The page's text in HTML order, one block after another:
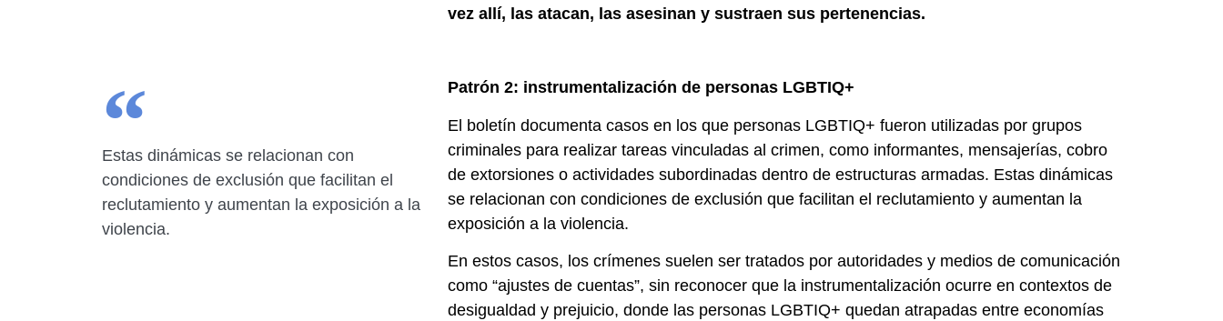
vez allí, las atacan, las asesinan y sustraen sus pertenencias.
Estas dinámicas se relacionan con
condiciones de exclusión que facilitan el
reclutamiento y aumentan la exposición a la
violencia.
Patrón 2: instrumentalización de personas LGBTIQ+
El boletín documenta casos en los que personas LGBTIQ+ fueron utilizadas por grupos
criminales para realizar tareas vinculadas al crimen, como informantes, mensajerías, cobro
de extorsiones o actividades subordinadas dentro de estructuras armadas. Estas dinámicas
se relacionan con condiciones de exclusión que facilitan el reclutamiento y aumentan la
exposición a la violencia.
En estos casos, los crímenes suelen ser tratados por autoridades y medios de comunicación
como “ajustes de cuentas”, sin reconocer que la instrumentalización ocurre en contextos de
desigualdad y prejuicio, donde las personas LGBTIQ+ quedan atrapadas entre economías